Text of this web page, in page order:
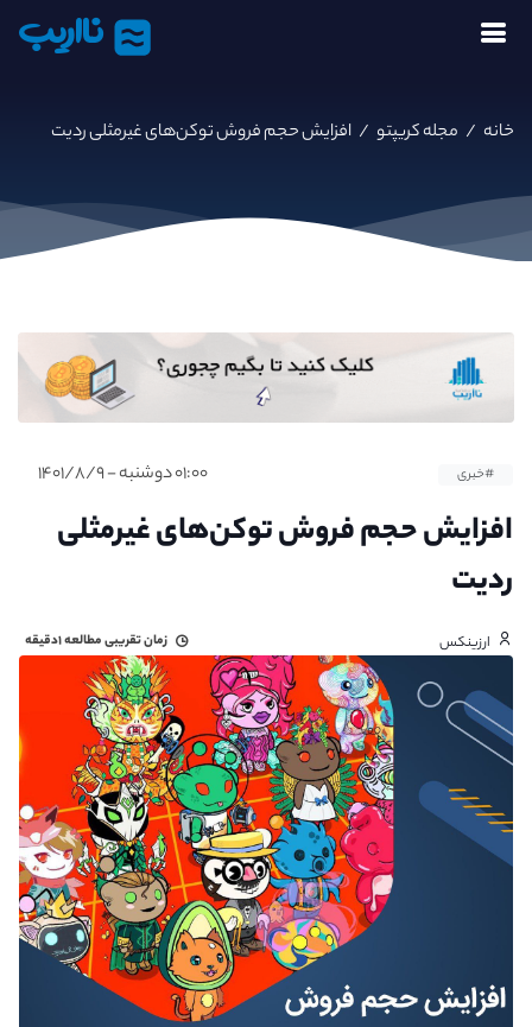
نااریب
خانه / مجله کریپتو / افزایش حجم فروش توکن‌های غیرمثلی ردیت
#خبری ۰۱:۰۰ دوشنبه - ۱۴۰۱/۸/۹
افزایش حجم فروش توکن‌های غیرمثلی
ردیت
ارزینکس زمان تقریبی مطالعه۱دقیقه